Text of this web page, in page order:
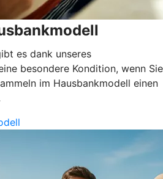
es dank unseres
besondere Kondition, wenn Sie
im Hausbankmodell einen